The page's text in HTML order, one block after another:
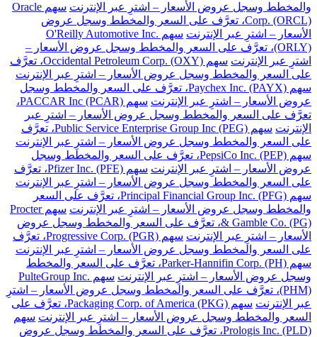
والمخطط وسجل عروض الأسعار – اشترِ عبر الإنترنت
سهم Oracle
Corp. (ORCL)، تعرَّف على السعر والمخطط وسجل عروض
الأسعار – اشترِ عبر الإنترنت
سهم O'Reilly Automotive Inc.
(ORLY)، تعرَّف على السعر والمخطط وسجل عروض الأسعار –
اشترِ عبر الإنترنت
سهم Occidental Petroleum Corp. (OXY)، تعرَّف
على السعر والمخطط وسجل عروض الأسعار – اشترِ عبر الإنترنت
سهم Paychex Inc. (PAYX)، تعرَّف على السعر والمخطط وسجل
عروض الأسعار – اشترِ عبر الإنترنت
سهم PACCAR Inc (PCAR)،
تعرَّف على السعر والمخطط وسجل عروض الأسعار – اشترِ عبر
الإنترنت
سهم Public Service Enterprise Group Inc (PEG)، تعرَّف
على السعر والمخطط وسجل عروض الأسعار – اشترِ عبر الإنترنت
سهم PepsiCo Inc. (PEP)، تعرَّف على السعر والمخطط وسجل
عروض الأسعار – اشترِ عبر الإنترنت
سهم Pfizer Inc. (PFE)، تعرَّف
على السعر والمخطط وسجل عروض الأسعار – اشترِ عبر الإنترنت
سهم Principal Financial Group Inc. (PFG)، تعرَّف على السعر
والمخطط وسجل عروض الأسعار – اشترِ عبر الإنترنت
سهم Procter
& Gamble Co. (PG)، تعرَّف على السعر والمخطط وسجل عروض
الأسعار – اشترِ عبر الإنترنت
سهم Progressive Corp. (PGR)، تعرَّف
على السعر والمخطط وسجل عروض الأسعار – اشترِ عبر الإنترنت
سهم Parker-Hannifin Corp. (PH)، تعرَّف على السعر والمخطط
وسجل عروض الأسعار – اشترِ عبر الإنترنت
سهم PulteGroup Inc.
(PHM)، تعرَّف على السعر والمخطط وسجل عروض الأسعار – اشترِ
عبر الإنترنت
سهم Packaging Corp. of America (PKG)، تعرَّف على
السعر والمخطط وسجل عروض الأسعار – اشترِ عبر الإنترنت سهم
Prologis Inc. (PLD)، تعرَّف على السعر والمخطط وسجل عروض